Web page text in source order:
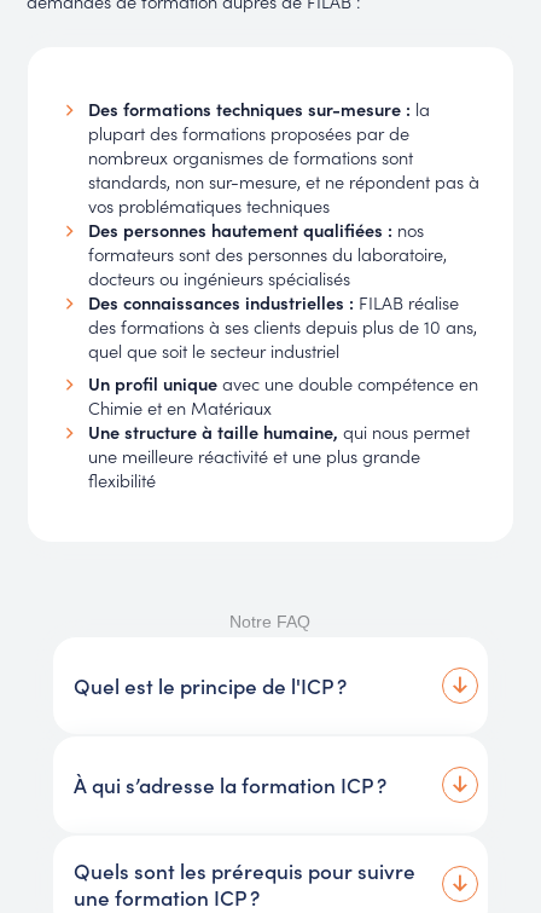
Des formations techniques sur-mesure : la
plupart des formations proposées par de
nombreux organismes de formations sont
standards, non sur-mesure, et ne répondent pas à
vos problématiques techniques
Des personnes hautement qualifiées : nos
formateurs sont des personnes du laboratoire,
docteurs ou ingénieurs spécialisés
Des connaissances industrielles : FILAB réalise
des formations à ses clients depuis plus de 10 ans,
quel que soit le secteur industriel
Un profil uniqueavec une double compétence en
Chimie et en Matériaux
Une structure à taille humaine, qui nous permet
une meilleure réactivité et une plus grande
flexibilité
Notre FAQ
Quel est le principe de l'ICP ?
À qui s’adresse la formation ICP ?
Quels sont les prérequis pour suivre
une formation ICP ?